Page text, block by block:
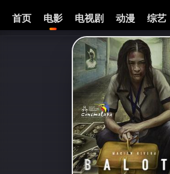
首页 电影 电视剧 动漫 综艺